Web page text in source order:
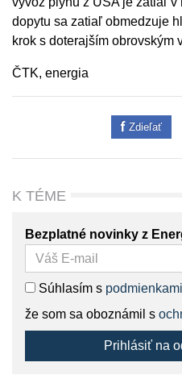
dopytu sa zatiaľ obmedzuje
krok s doterajším obrovským
ČTK, energia
Zdieľať
K TÉME
Bezplatné novinky z
Súhlasím s
že som sa oboznámil s
Prihlásiť na